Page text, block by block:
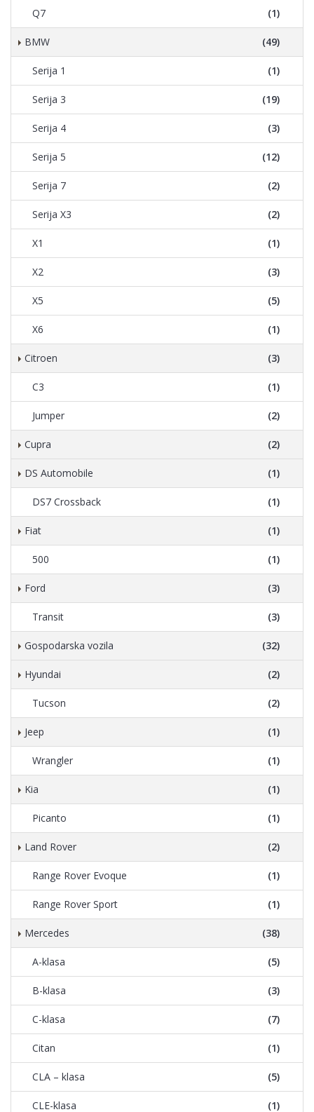
Q7 (1)
BMW (49)
Serija 1 (1)
Serija 3 (19)
Serija 4 (3)
Serija 5 (12)
Serija 7 (2)
Serija X3 (2)
X1 (1)
X2 (3)
X5 (5)
X6 (1)
Citroen (3)
C3 (1)
Jumper (2)
Cupra (2)
DS Automobile (1)
DS7 Crossback (1)
Fiat (1)
500 (1)
Ford (3)
Transit (3)
Gospodarska vozila (32)
Hyundai (2)
Tucson (2)
Jeep (1)
Wrangler (1)
Kia (1)
Picanto (1)
Land Rover (2)
Range Rover Evoque (1)
Range Rover Sport (1)
Mercedes (38)
A-klasa (5)
B-klasa (3)
C-klasa (7)
Citan (1)
CLA – klasa (5)
CLE-klasa (1)